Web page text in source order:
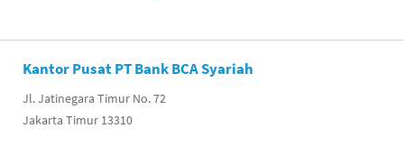
Kantor Pusat PT Bank BCA Syariah
Jl. Jatinegara Timur No. 72
Jakarta Timur 13310